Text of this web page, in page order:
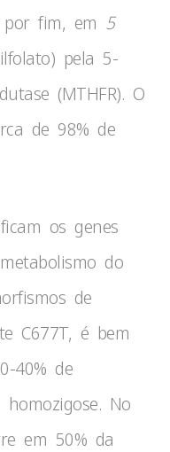
por fim, em 5
pela 5-
(MTHFR). O
de 98% de
os genes
do
de
C677T, é bem
40% de
No
em 50% da